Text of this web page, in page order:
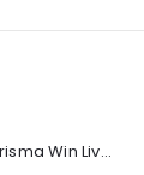
Megasoft Prisma Win Live Viewer